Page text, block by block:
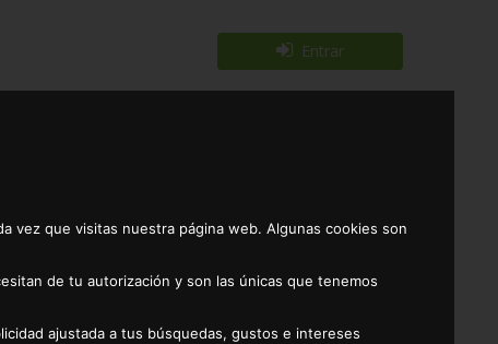
vez que visitas nuestra página web. Algunas cookies son
de tu autorización y son las únicas que tenemos
ajustada a tus búsquedas, gustos e intereses
Entrar